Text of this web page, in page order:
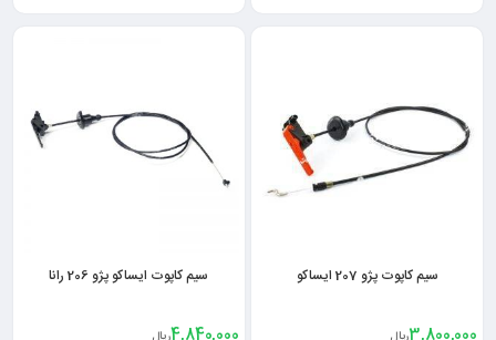
سیم کاپوت پژو 207 ایساکو
ریال
سیم کاپوت ایساکو پژو 206 رانا
ریال